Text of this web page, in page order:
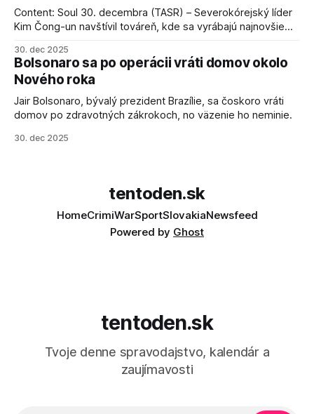
Content: Soul 30. decembra (TASR) – Severokórejský líder
Kim Čong-un navštívil továreň, kde sa vyrábajú najnovšie
schopnosti. Informovali o tom štátne médiá KĽDR, na ktoré
sa odvoláva agentúra AFP.
30. dec 2025
Bolsonaro sa po operácii vráti domov okolo
Nového roka
Jair Bolsonaro, bývalý prezident Brazílie, sa čoskoro vráti
domov po zdravotných zákrokoch, no väzenie ho neminie.
30. dec 2025
tentoden.sk
HomeCrimiWarSportSlovakiaNewsfeed
Powered by Ghost
tentoden.sk
Tvoje denne spravodajstvo, kalendár a
zaujímavosti